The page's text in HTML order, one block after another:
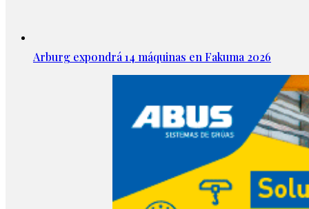
Arburg expondrá 14 máquinas en Fakuma 2026